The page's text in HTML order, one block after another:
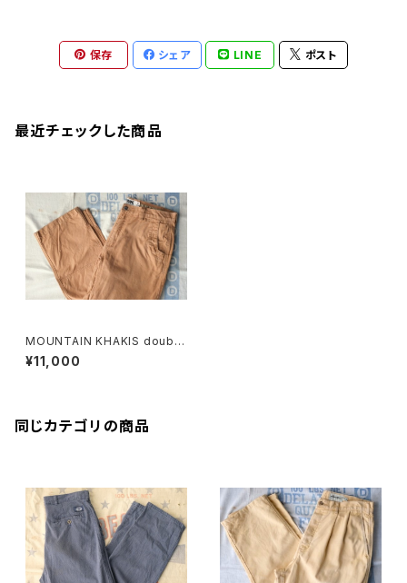
保存 シェア LINE ポスト
最近チェックした商品
MOUNTAIN KHAKIS double
-knee duck-canvas Pants
¥11,000
同じカテゴリの商品